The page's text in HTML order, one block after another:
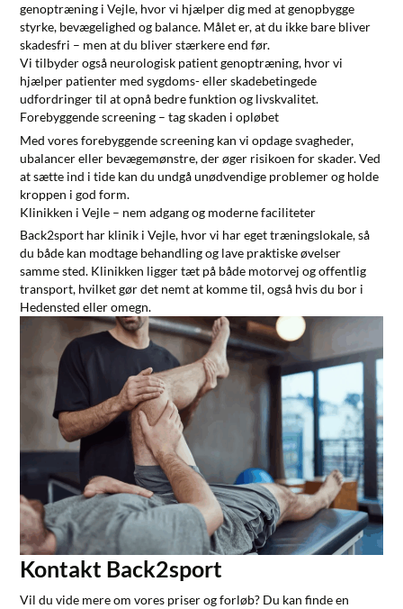
genoptræning i Vejle, hvor vi hjælper dig med at genopbygge
styrke, bevægelighed og balance. Målet er, at du ikke bare bliver
skadesfri – men at du bliver stærkere end før.
Vi tilbyder også neurologisk patient genoptræning, hvor vi
hjælper patienter med sygdoms- eller skadebetingede
udfordringer til at opnå bedre funktion og livskvalitet.
Forebyggende screening – tag skaden i opløbet
Med voresforebyggende screening kan vi opdage svagheder,
ubalancer eller bevægemønstre, der øger risikoen for skader. Ved
at sætte ind i tide kan du undgå unødvendige problemer og holde
kroppen i god form.
Klinikken i Vejle – nem adgang og moderne faciliteter
Back2sport har klinik i Vejle, hvor vi har eget træningslokale, så
du både kan modtage behandling og lave praktiske øvelser
samme sted. Klinikken ligger tæt på både motorvej og offentlig
transport, hvilket gør det nemt at komme til, også hvis du bor i
Hedensted eller omegn.
Kontakt Back2sport
Vil du vide mere om vores priser og forløb? Du kan finde en